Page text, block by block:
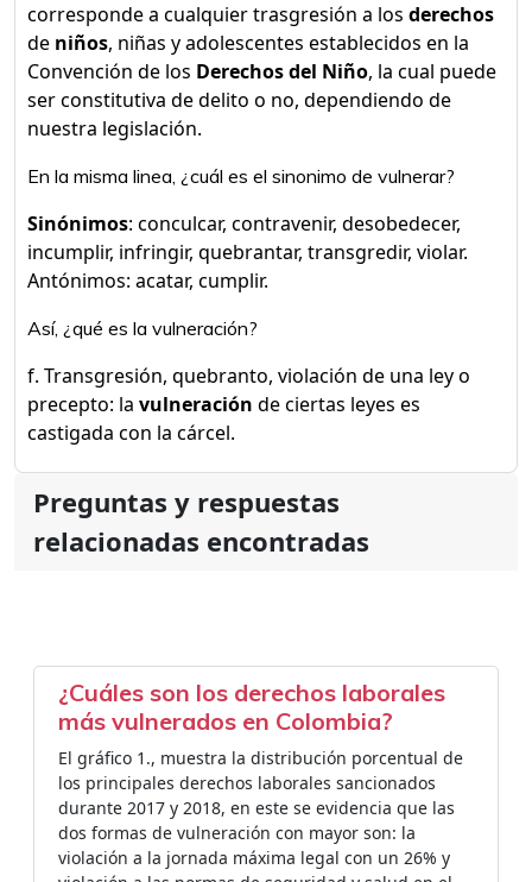
corresponde a cualquier trasgresión a los derechos
de niños, niñas y adolescentes establecidos en la
Convención de los Derechos del Niño, la cual puede
ser constitutiva de delito o no, dependiendo de
nuestra legislación.
En la misma linea, ¿cuál es el sinonimo de vulnerar?
Sinónimos: conculcar, contravenir, desobedecer,
incumplir, infringir, quebrantar, transgredir, violar.
Antónimos: acatar, cumplir.
Así, ¿qué es la vulneración?
f. Transgresión, quebranto, violación de una ley o
precepto: la vulneración de ciertas leyes es
castigada con la cárcel.
Preguntas y respuestas
relacionadas encontradas
¿Cuáles son los derechos laborales
más vulnerados en Colombia?
El gráfico 1., muestra la distribución porcentual de
los principales derechos laborales sancionados
durante 2017 y 2018, en este se evidencia que las
dos formas de vulneración con mayor son: la
violación a la jornada máxima legal con un 26% y